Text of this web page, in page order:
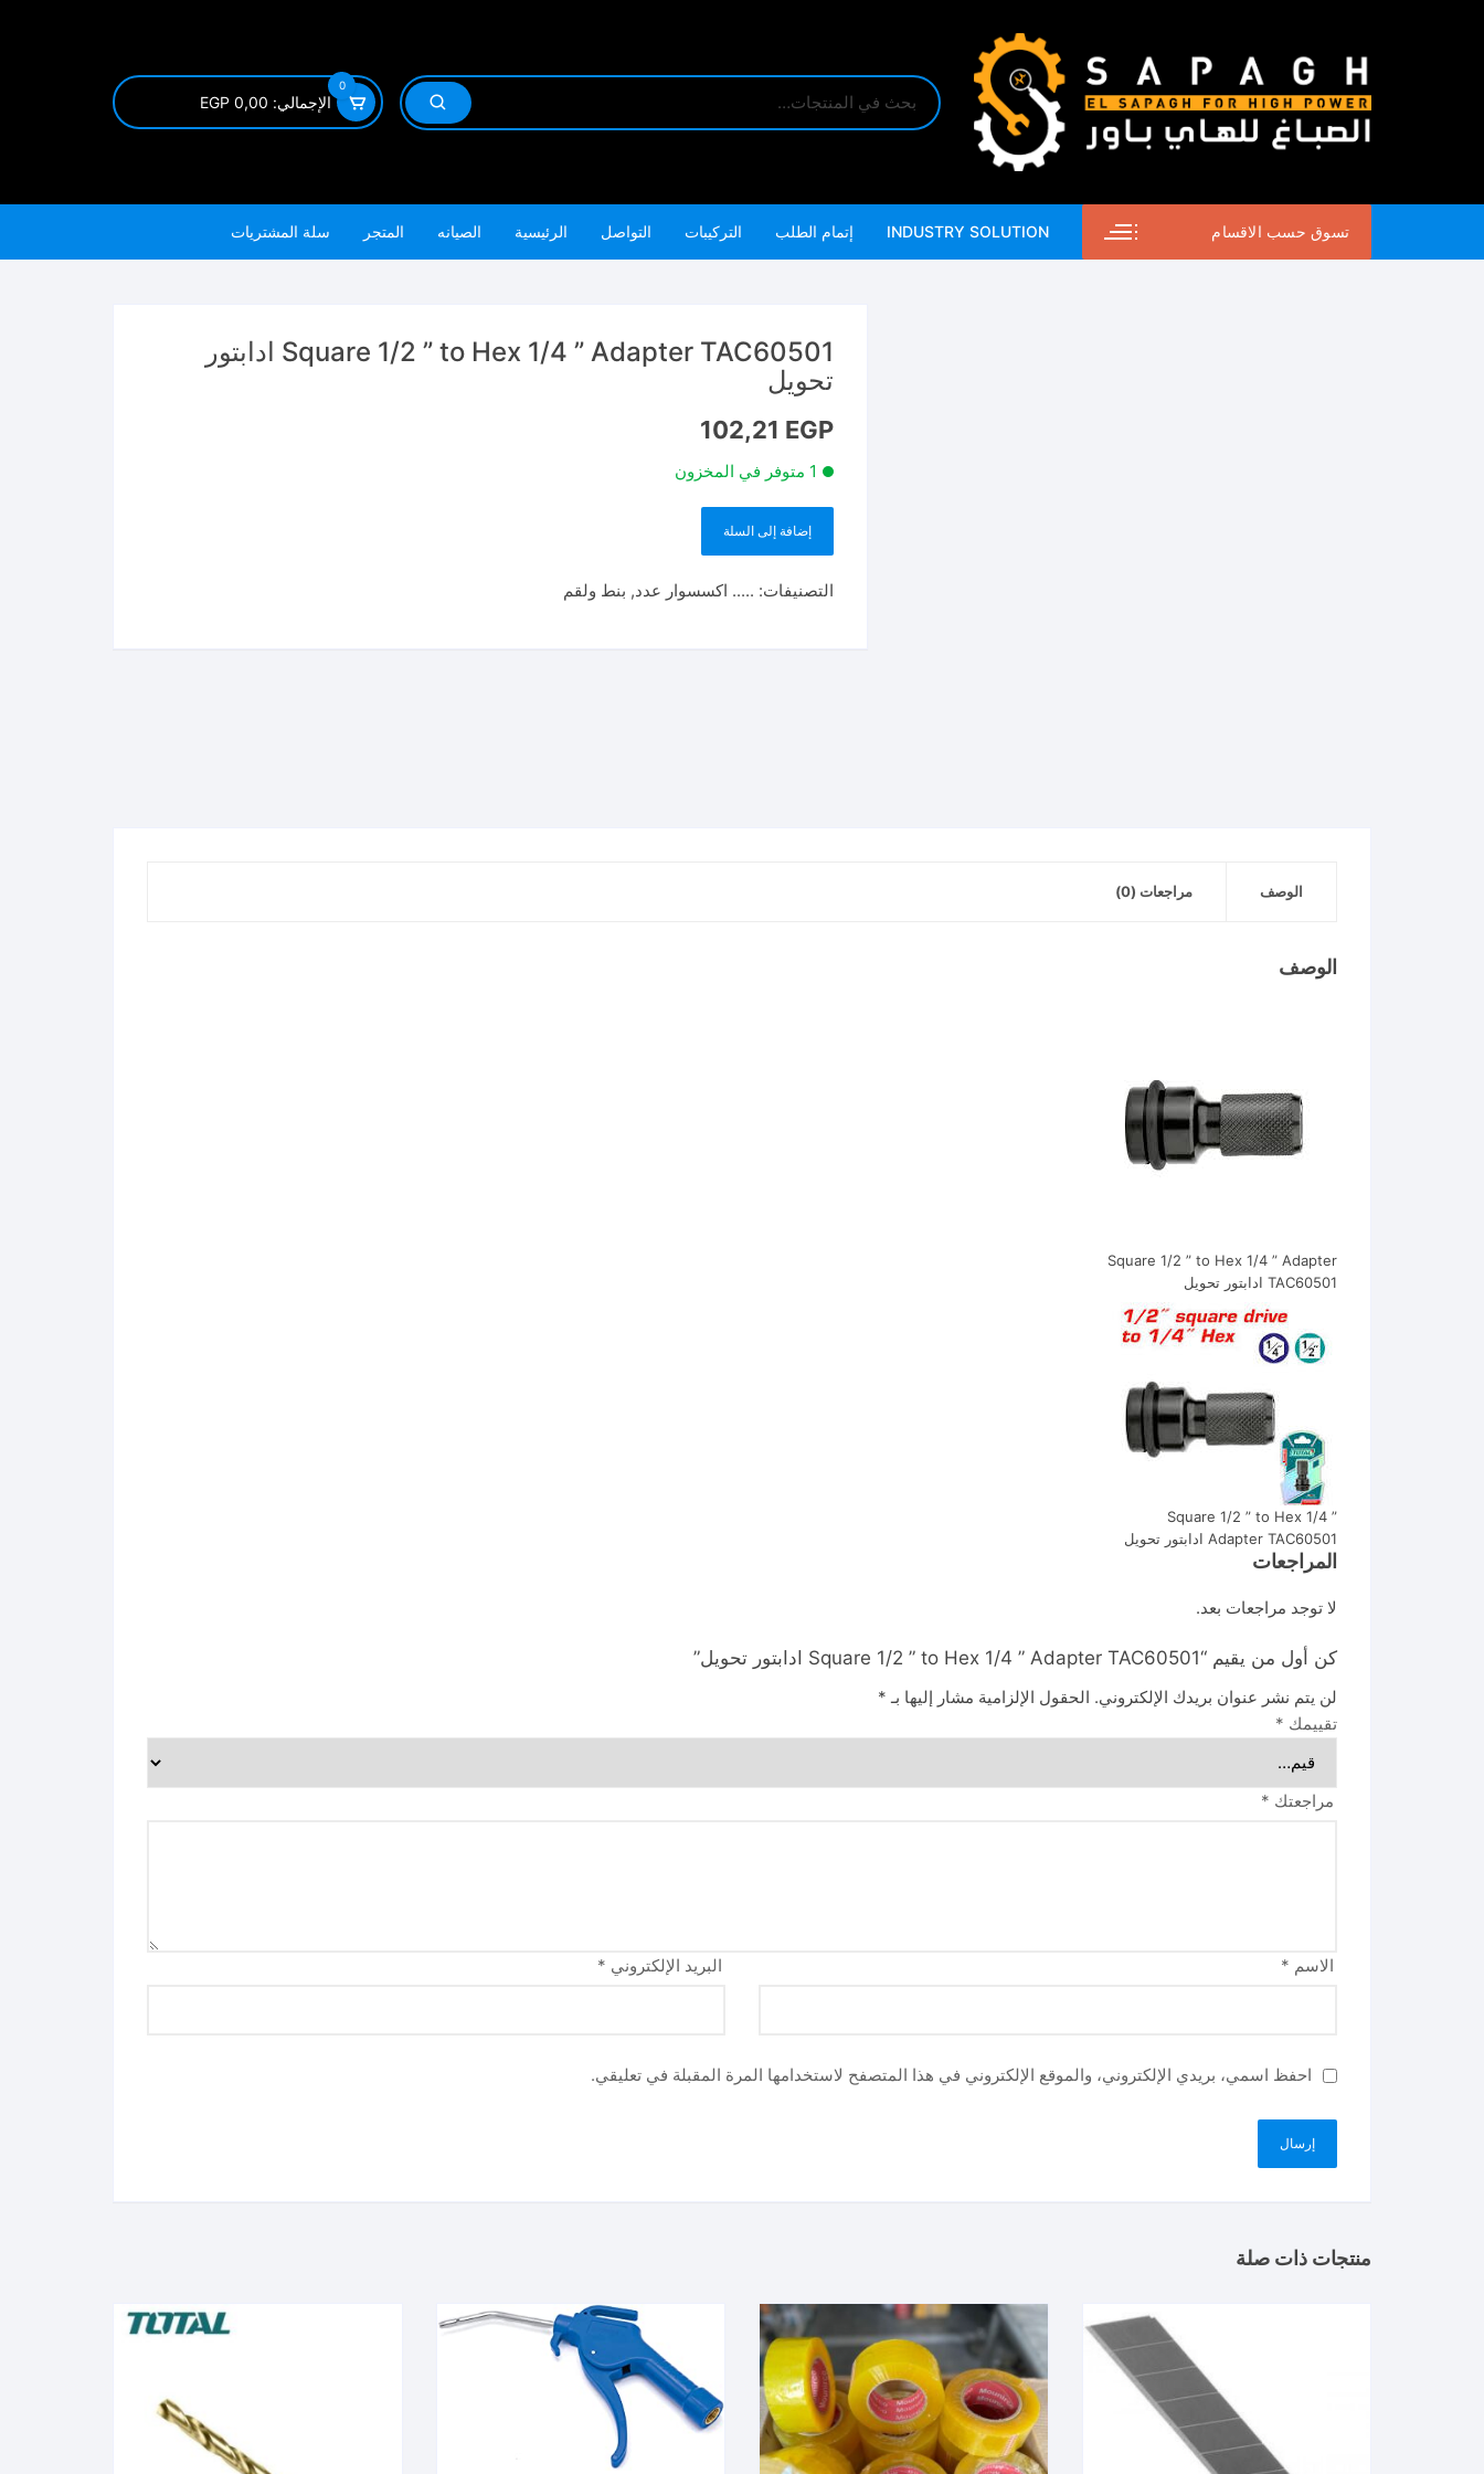
0
الإجمالي: 0,00
EGP
تسوق حسب الاقسام INDUSTRY SOLUTION إتمام الطلب التركيبات التواصل الرئيسية الصيانه المتجر سلة المشتريات
Square 1/2 ” to Hex 1/4 ” Adapter TAC60501 ادابتور
تحويل
102,21 EGP
1 متوفر في المخزون
إضافة إلى السلة
التصنيفات: ..... اكسسوار عدد, بنط ولقم
الوصف مراجعات (0)
الوصف
Square 1/2 ” to Hex 1/4 ” Adapter
TAC60501 ادابتور تحويل
Square 1/2 ” to Hex 1/4 ”
Adapter TAC60501 ادابتور تحويل
المراجعات
لا توجد مراجعات بعد.
كن أول من يقيم “Square 1/2 ” to Hex 1/4 ” Adapter TAC60501 ادابتور تحويل”
لن يتم نشر عنوان بريدك الإلكتروني. الحقول الإلزامية مشار إليها بـ *
تقييمك *
مراجعتك *
الاسم * البريد الإلكتروني *
احفظ اسمي، بريدي الإلكتروني، والموقع الإلكتروني في هذا المتصفح لاستخدامها المرة المقبلة في تعليقي.
منتجات ذات صلة